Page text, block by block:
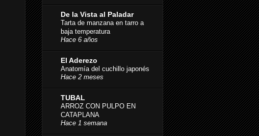
De la Vista al Paladar
Tarta de manzana en tarro a
baja temperatura
Hace 6 años
El Aderezo
Anatomía del cuchillo japonés
Hace 2 meses
TUBAL
ARROZ CON PULPO EN
CATAPLANA
Hace 1 semana